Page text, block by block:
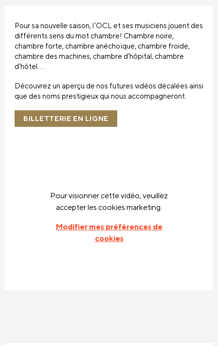
Pour sa nouvelle saison, l’OCL et ses musiciens jouent des
différents sens du mot chambre! Chambre noire,
chambre forte, chambre anéchoïque, chambre froide,
chambre des machines, chambre d’hôpital, chambre
d’hôtel….
Découvrez un aperçu de nos futures vidéos décalées ainsi
que des noms prestigieux qui nous accompagneront.
BILLETTERIE EN LIGNE
Pour visionner cette vidéo, veuillez
accepter les cookies marketing.
Modifier mes préférences de
cookies